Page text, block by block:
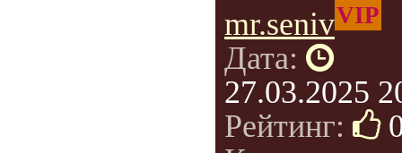
mr.senivVIP
Дата:
27.03.2025
Рейтинг: